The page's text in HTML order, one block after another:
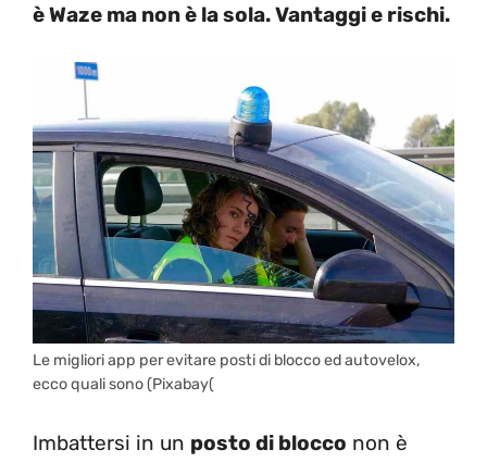
è Waze ma non è la sola. Vantaggi e rischi.
Le migliori app per evitare posti di blocco ed autovelox,
ecco quali sono (Pixabay(
Imbattersi in un posto di blocco non è